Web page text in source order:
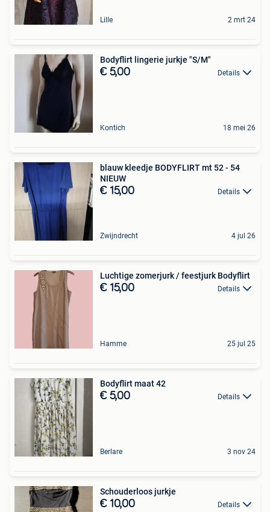
Lille 2 mrt 24
Bodyflirt lingerie jurkje "S/M"
€ 5,00 Details
Kontich 18 mei 26
blauw kleedje BODYFLIRT mt 52 - 54
NIEUW
€ 15,00 Details
Zwijndrecht 4 jul 26
Luchtige zomerjurk / feestjurk Bodyflirt
€ 15,00 Details
Hamme 25 jul 25
Bodyflirt maat 42
€ 5,00 Details
Berlare 3 nov 24
Schouderloos jurkje
€ 10,00 Details